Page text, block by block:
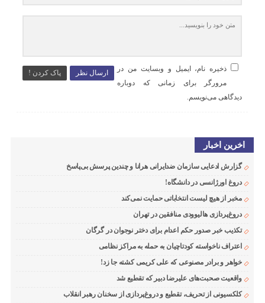
ارسال نظر پاک کردن !
ذخیره نام، ایمیل و وبسایت من در
مرورگر برای زمانی که دوباره
دیدگاهی می‌نویسم.
اخرین اخبار
گزارش ادعایی سازمان ضدایرانی هرانا و چندین پرسش بی‌پاسخ
دروغ اورژانسی در دانشگاه!
مخبر از هیچ لیست انتخاباتی حمایت نمی‌کند
دروغ‌پردازی هالیوودی منافقین در تهران
تکذیب خبر صدور حکم اعدام برای دختر نوجوان در گرگان
اعتراف ناخواسته کودتاچیان به حمله به مراکز نظامی
خواهر و برادر مصنوعی که علی کریمی کشته جا زد!
واقعیت صحبت‌های علیرضا دبیر که تقطیع شد
کلکسیونی از تحریف، تقطیع و دروغ‌پردازی از سخنان رهبر انقلاب